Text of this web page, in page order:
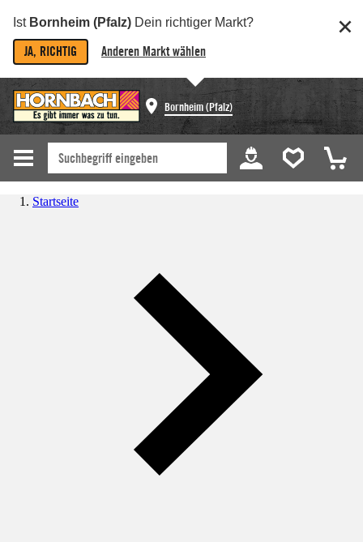
Ist Bornheim (Pfalz) Dein richtiger Markt?
JA, RICHTIG Anderen Markt wählen
Bornheim (Pfalz)
Startseite